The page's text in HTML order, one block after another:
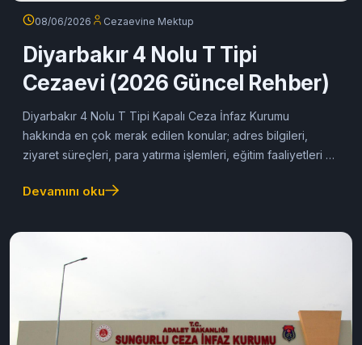
08/06/2026 Cezaevine Mektup
Diyarbakır 4 Nolu T Tipi
Cezaevi (2026 Güncel Rehber)
Diyarbakır 4 Nolu T Tipi Kapalı Ceza İnfaz Kurumu
hakkında en çok merak edilen konular; adres bilgileri,
ziyaret süreçleri, para yatırma işlemleri, eğitim faaliyetleri ve
Devamını oku